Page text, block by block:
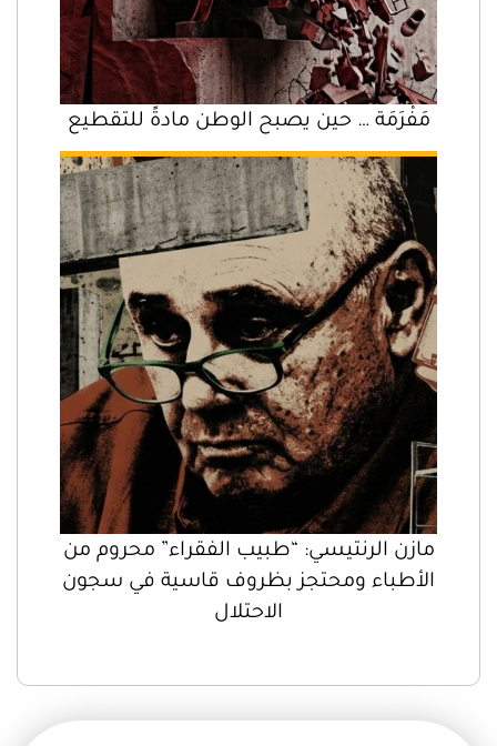
مَفْرَمَة … حين يصبح الوطن مادةً للتقطيع
مازن الرنتيسي: “طبيب الفقراء” محروم من
الأطباء ومحتجز بظروف قاسية في سجون
الاحتلال